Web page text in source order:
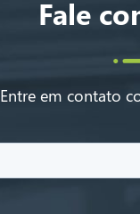
Fale
Entre em contato